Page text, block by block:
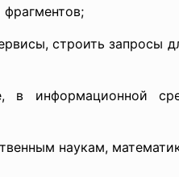
строить запросы
в информационной
наукам,